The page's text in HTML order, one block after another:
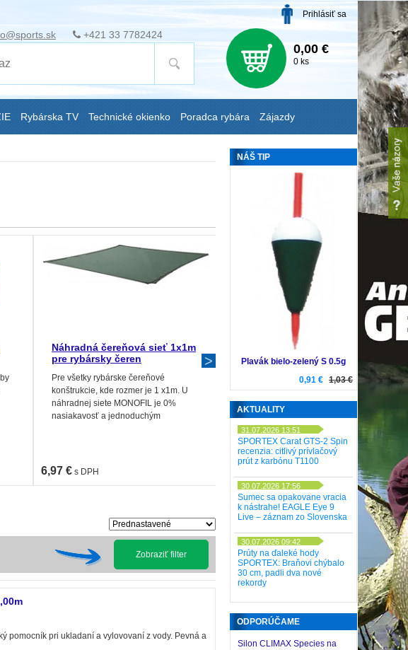
+421 33 7782424
Prihlásiť sa
0,00 €
0 ks
Náhradná čereňová sieť 1x1m
pre rybársky čeren
Pre všetky rybárske čereňové
konštrukcie, kde rozmer je 1 x1m. U
náhradnej siete MONOFIL je 0%
nasiakavosť a jednoduchým
6,97 € s DPH
Čereň DE LUXE s bočnicami
80x90cm
Rybársky čereň de luxe s bočnicami
na lov nástrahových rybiek. Bočnice
zabránia úniku rybičiek v prvom
momente zdvihnutia zo dna. Po
použití dobre vysušte sieťku.
Zobraziť filter
pomocník pri ukladaní a vylovovaní z vody. Pevná a
NÁŠ TIP
Plavák bielo-zelený S 0.5g
0,91 € 1,03 €
AKTUALITY
31.07.2026 13:51
SPORTEX Carat GTS-2 Spin
recenzia: citlivý prívlačový
prút z karbónu T1100
30.07.2026 17:56
Sumec sa opakovane vracia
k nástrahe! EAGLE Eye 9
Live – záznam zo Slovenska
30.07.2026 09:42
Prúty na ďaleké hody
SPORTEX: Braňovi chýbalo
30 cm, padli dva nové
rekordy
ODPORÚČAME
Silon CLIMAX Species na
Rybárska TV Technické okienko Poradca rybára Zájazdy